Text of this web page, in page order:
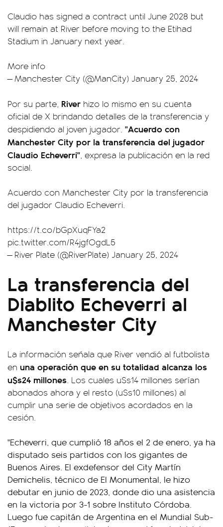
Claudio has signed a contract until June 2028 but
will remain at River before moving to the Etihad
Stadium in January next year.
More info
— Manchester City (@ManCity) January 25, 2024
Por su parte, River hizo lo mismo en su cuenta
oficial de X brindando detalles de la transferencia y
despidiendo al joven jugador. "Acuerdo con
Manchester City por la transferencia del jugador
Claudio Echeverri", expresa la publicación en la red
social.
Acuerdo con Manchester City por la transferencia
del jugador Claudio Echeverri.
https://t.co/bGpXuqFYa2
pic.twitter.com/R4jgfOgdL5
— River Plate (@RiverPlate) January 25, 2024
La transferencia del
Diablito Echeverri al
Manchester City
La información señala que River vendió al futbolista
en una operación que en su totalidad alcanza los
u$s24 millones. Los cuales u$s14 millones serían
abonados ahora y el resto (u$s10 millones) al
cumplir una serie de objetivos acordados en la
cesión.
"Echeverri, que cumplió 18 años el 2 de enero, ya ha
disputado seis partidos con los gigantes de
Buenos Aires. El exdefensor del City Martín
Demichelis, técnico de El Monumental, le hizo
debutar en junio de 2023, donde dio una asistencia
en la victoria por 3-1 sobre Instituto Córdoba.
Luego fue capitán de Argentina en el Mundial Sub-